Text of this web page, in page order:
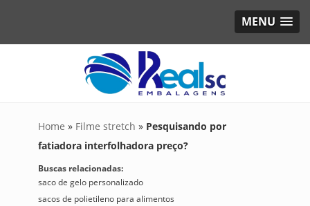
MENU
Home » Filme stretch » Pesquisando por
fatiadora interfolhadora preço?
Buscas relacionadas:
saco de gelo personalizado
sacos de polietileno para alimentos